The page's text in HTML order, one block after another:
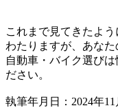
これまで見てきたよ
わたりますが、あなた
自動車・バイク選び
ださい。
執筆年月日：2024年11